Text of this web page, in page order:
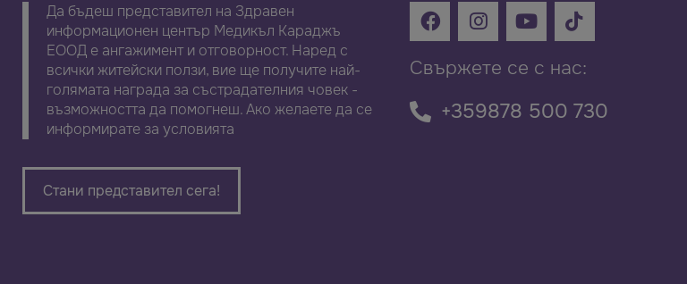
Да бъдеш представител на Здравен
информационен център Медикъл Караджъ
ЕООД е ангажимент и отговорност. Наред с
всички житейски ползи, вие ще получите най-
голямата награда за състрадателния човек -
възможността да помогнеш. Ако желаете да се
информирате за условията
Стани представител сега!
Свържете се с нас:
+359878 500 730